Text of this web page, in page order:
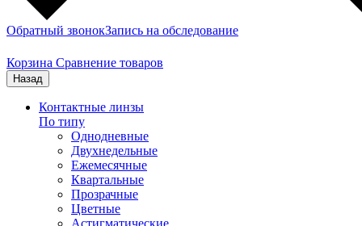
Обратный звонокЗапись на обследование
Корзина Сравнение товаров
Назад
Контактные линзы
По типу
Однодневные
Двухнедельные
Ежемесячные
Квартальные
Прозрачные
Цветные
Астигматические